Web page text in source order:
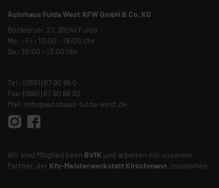
Autohaus Fulda West AFW GmbH & Co. KG
Böcklerstr. 27, 36041 Fulda
Mo. – Fr.: 10:00 – 18:00 Uhr
Sa.: 10:00 – 13:00 Uhr
Tel.: (0661) 67 90 88 0
Fax: (0661) 67 90 88 30
Mail: info@autohaus-fulda-west.de
Wir sind Mitglied beim BVfK und arbeiten mit unserem
Partner, der Kfz-Meisterwerkstatt Kirschmann, zusammen.